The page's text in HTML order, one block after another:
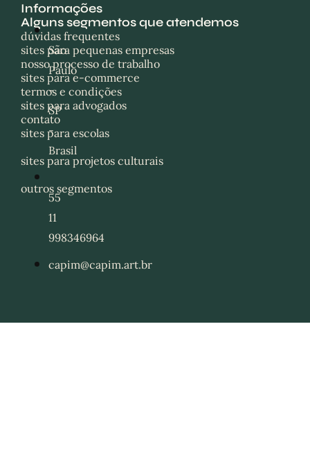
São
Paulo
-
SP
-
Brasil
55
11
998346964
capim@capim.art.br
Informações
dúvidas frequentes
nosso processo de trabalho
termos e condições
contato
Alguns segmentos que atendemos
sites para pequenas empresas
sites para e-commerce
sites para advogados
sites para escolas
sites para projetos culturais
outros segmentos